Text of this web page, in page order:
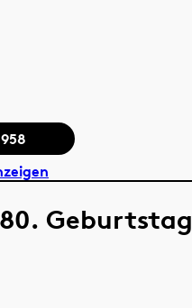
Geburtstag